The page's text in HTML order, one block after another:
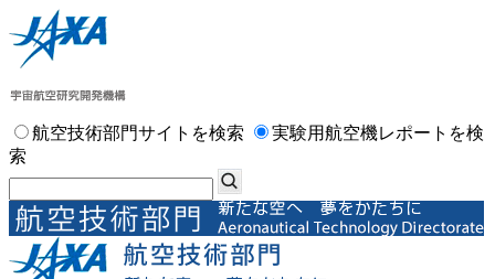
航空技術部門サイトを検索
実験用航空機レポートを検
索